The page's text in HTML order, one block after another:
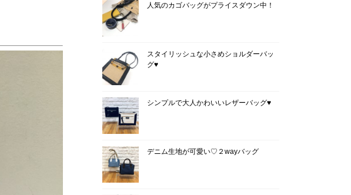
人気のカゴバッグがプライスダウン中！
スタイリッシュな小さめショルダーバッ
グ♥
シンプルで大人かわいいレザーバッグ♥
デニム生地が可愛い♡２wayバッグ